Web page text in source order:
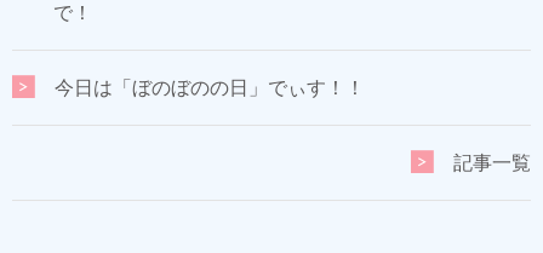
で！
今日は「ぼのぼのの日」でぃす！！
記事一覧